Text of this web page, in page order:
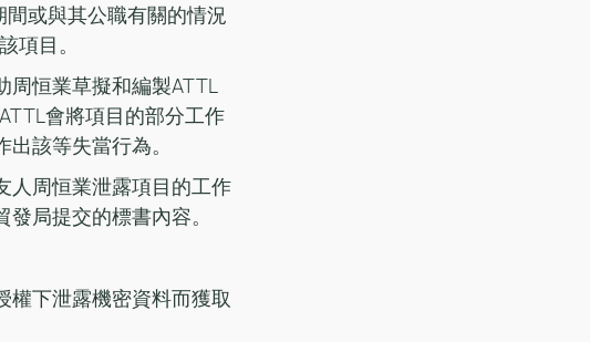
或與其公職有關的情況
項目。
周恒業草擬和編製ATTL
會將項目的部分工作
該等失當行為。
人周恒業泄露項目的工作
局提交的標書內容。
權下泄露機密資料而獲取